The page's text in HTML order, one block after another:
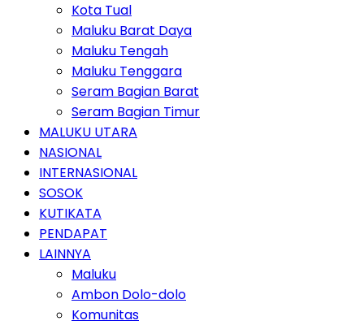
Kota Tual
Maluku Barat Daya
Maluku Tengah
Maluku Tenggara
Seram Bagian Barat
Seram Bagian Timur
MALUKU UTARA
NASIONAL
INTERNASIONAL
SOSOK
KUTIKATA
PENDAPAT
LAINNYA
Maluku
Ambon Dolo-dolo
Komunitas